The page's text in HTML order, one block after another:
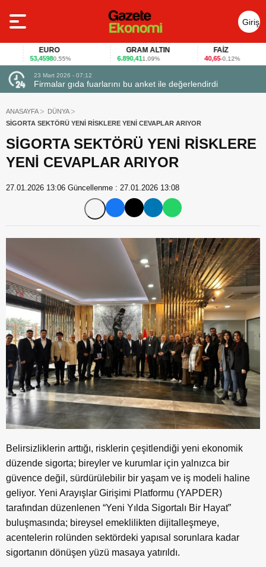
Giriş
Yap
53,45980,55%
GRAM ALTIN
6.890,411,09% -0,12%
23 Mart 2026 - 07:12
Firmalar gıda fuarlarını bu anket ile değerlendirdi
ANASAYFA
DÜNYA
SİGORTA SEKTÖRÜ YENİ RİSKLERE YENİ CEVAPLAR ARIYOR
SİGORTA SEKTÖRÜ YENİ RİSKLERE
YENİ CEVAPLAR ARIYOR
27.01.2026 13:06 Güncellenme : 27.01.2026 13:08
Belirsizliklerin arttığı, risklerin çeşitlendiği yeni ekonomik
düzende sigorta; bireyler ve kurumlar için yalnızca bir
güvence değil, sürdürülebilir bir yaşam ve iş modeli haline
geliyor. Yeni Arayışlar Girişimi Platformu (YAPDER)
tarafından düzenlenen “Yeni Yılda Sigortalı Bir Hayat”
buluşmasında; bireysel emeklilikten dijitalleşmeye,
acentelerin rolünden sektördeki yapısal sorunlara kadar
sigortanın dönüşen yüzü masaya yatırıldı.